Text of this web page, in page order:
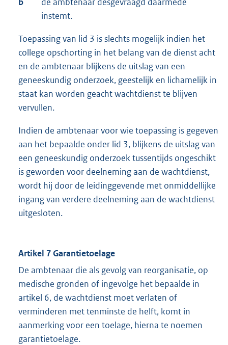
instemt.
Toepassing van lid 3 is slechts mogelijk indien het
college opschorting in het belang van de dienst acht
en de ambtenaar blijkens de uitslag van een
geneeskundig onderzoek, geestelijk en lichamelijk in
staat kan worden geacht wachtdienst te blijven
vervullen.
Indien de ambtenaar voor wie toepassing is gegeven
aan het bepaalde onder lid 3, blijkens de uitslag van
een geneeskundig onderzoek tussentijds ongeschikt
is geworden voor deelneming aan de wachtdienst,
wordt hij door de leidinggevende met onmiddellijke
ingang van verdere deelneming aan de wachtdienst
uitgesloten.
Artikel 7 Garantietoelage
De ambtenaar die als gevolg van reorganisatie, op
medische gronden of ingevolge het bepaalde in
artikel 6, de wachtdienst moet verlaten of
verminderen met tenminste de helft, komt in
aanmerking voor een toelage, hierna te noemen
garantietoelage.